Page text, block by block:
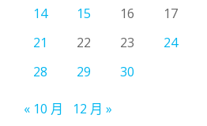
14
15 16 17
21
22 23 24
28
29 30
« 10 月 12 月 »